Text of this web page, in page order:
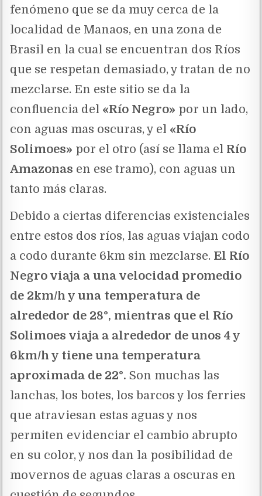
fenómeno que se da muy cerca de la
localidad de Manaos, en una zona de
Brasil en la cual se encuentran dos Ríos
que se respetan demasiado, y tratan de no
mezclarse. En este sitio se da la
confluencia del «Río Negro» por un lado,
con aguas mas oscuras, y el «Río
Solimoes» por el otro (así se llama el Río
Amazonas en ese tramo), con aguas un
tanto más claras.
Debido a ciertas diferencias existenciales
entre estos dos ríos, las aguas viajan codo
a codo durante 6km sin mezclarse. El Río
Negro viaja a una velocidad promedio
de 2km/h y una temperatura de
alrededor de 28°, mientras que el Río
Solimoes viaja a alrededor de unos 4 y
6km/h y tiene una temperatura
aproximada de 22°. Son muchas las
lanchas, los botes, los barcos y los ferries
que atraviesan estas aguas y nos
permiten evidenciar el cambio abrupto
en su color, y nos dan la posibilidad de
movernos de aguas claras a oscuras en